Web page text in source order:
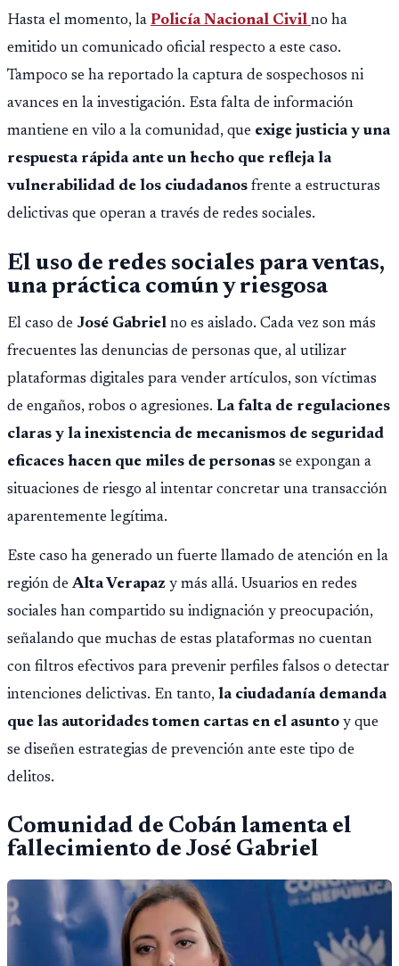
Montepío y 50 años de edad, o 20 años de servicio sin
importar edad.
Hasta el momento, la Policía Nacional Civil no ha
emitido un comunicado oficial respecto a este caso.
Tampoco se ha reportado la captura de sospechosos ni
avances en la investigación. Esta falta de información
mantiene en vilo a la comunidad, que exige justicia y una
respuesta rápida ante un hecho que refleja la
vulnerabilidad de los ciudadanos frente a estructuras
delictivas que operan a través de redes sociales.
El uso de redes sociales para ventas,
una práctica común y riesgosa
El caso de José Gabriel no es aislado. Cada vez son más
frecuentes las denuncias de personas que, al utilizar
plataformas digitales para vender artículos, son víctimas
de engaños, robos o agresiones. La falta de regulaciones
claras y la inexistencia de mecanismos de seguridad
eficaces hacen que miles de personas se expongan a
situaciones de riesgo al intentar concretar una transacción
aparentemente legítima.
Este caso ha generado un fuerte llamado de atención en la
región deAlta Verapaz y más allá. Usuarios en redes
sociales han compartido su indignación y preocupación,
señalando que muchas de estas plataformas no cuentan
con filtros efectivos para prevenir perfiles falsos o detectar
intenciones delictivas. En tanto, la ciudadanía demanda
que las autoridades tomen cartas en el asunto y que
se diseñen estrategias de prevención ante este tipo de
delitos.
Comunidad de Cobán lamenta el
fallecimiento de José Gabriel